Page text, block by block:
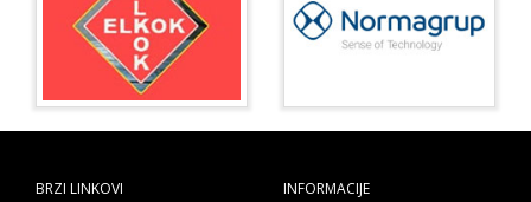
BRZI LINKOVI
INFORMACIJE